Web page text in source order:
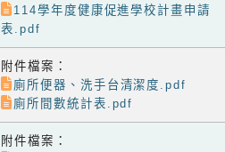
114學年度健康促進學校計畫申請
表.pdf
附件檔案：
廁所便器、洗手台清潔度.pdf
廁所間數統計表.pdf
附件檔案：